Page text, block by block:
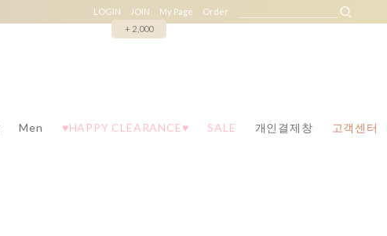
LOGIN
JOIN
+ 2,000
My Page Order
Men ♥HAPPY CLEARANCE♥ SALE 개인결제창 고객센터